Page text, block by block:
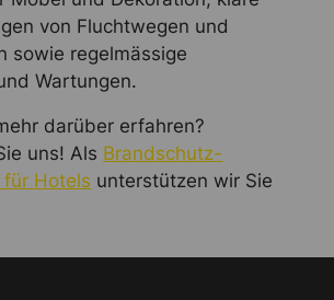
von Fluchtwegen und
sowie regelmässige
Wartungen.
darüber erfahren?
uns! Als Brandschutz-
Hotels unterstützen wir Sie